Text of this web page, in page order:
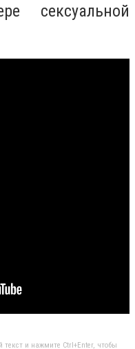
сексуальной
и нажмите Ctrl+Enter, чтобы